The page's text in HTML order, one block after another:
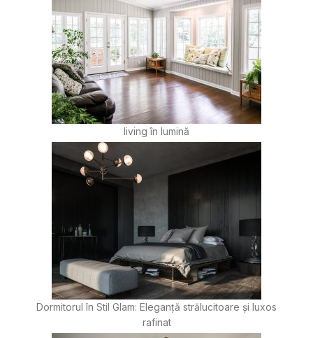
living în lumină
Dormitorul în Stil Glam: Eleganță strălucitoare și luxos
rafinat